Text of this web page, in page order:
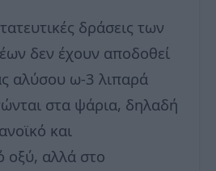
δράσεις των
δεν έχουν αποδοθεί
αλύσου ω-3 λιπαρά
στα ψάρια, δηλαδή
και
οξύ, αλλά στο